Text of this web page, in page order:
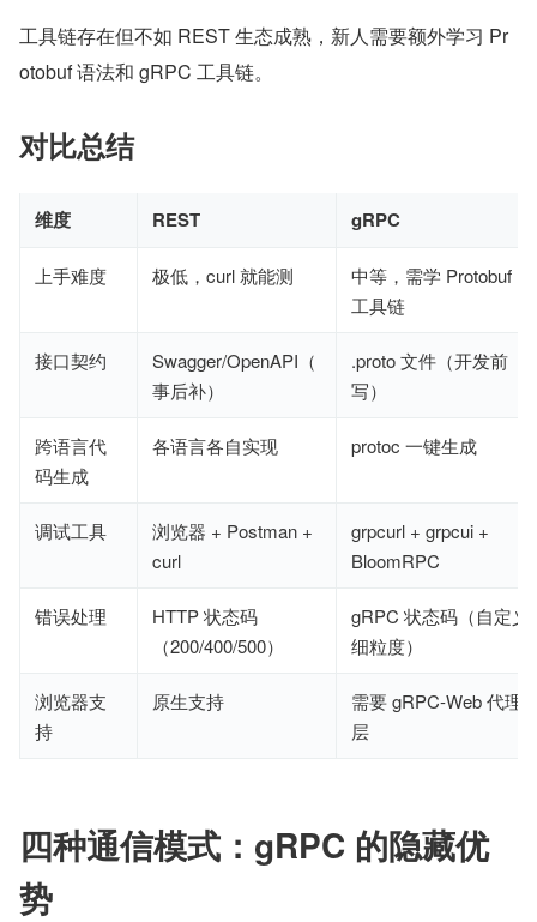
工具链存在但不如 REST 生态成熟，新人需要额外学习 Pr
otobuf 语法和 gRPC 工具链。
对比总结
维度 REST gRPC
上手难度 极低，curl 就能测
中等，需学 Protobuf +
工具链
接口契约
Swagger/OpenAPI（
事后补）
.proto 文件（开发前
写）
跨语言代
码生成
各语言各自实现 protoc 一键生成
调试工具
浏览器 + Postman +
curl
grpcurl + grpcui +
BloomRPC
错误处理
HTTP 状态码
（200/400/500）
gRPC 状态码（自定义
细粒度）
浏览器支
持
原生支持
需要 gRPC-Web 代理
层
四种通信模式：gRPC 的隐藏优
势